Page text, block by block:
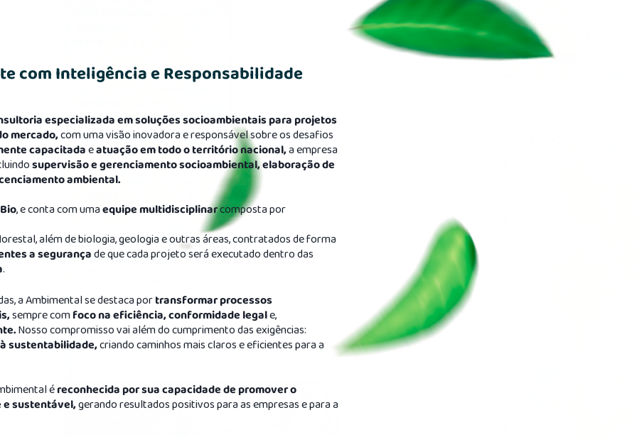
com Inteligência e Responsabilidade
especializada em soluções socioambientais para projetos
mercado,com uma visão inovadora e responsável sobre os desafios
capacitadaeatuação em todo o território nacional,a empresa
supervisão e gerenciamento socioambiental, elaboração de
ambiental.
, e conta com umaequipe multidisciplinarcomposta por
além de biologia, geologia e outras áreas, contratados de forma
a segurançade que cada projeto será executado dentro das
.
a Ambimental se destaca portransformar processos
sempre comfoco na eficiência, conformidade legale,
Nosso compromisso vai além do cumprimento das exigências:
sustentabilidade,criando caminhos mais claros e eficientes para a
éreconhecida por sua capacidade de promover o
sustentável,gerando resultados positivos para as empresas e para a